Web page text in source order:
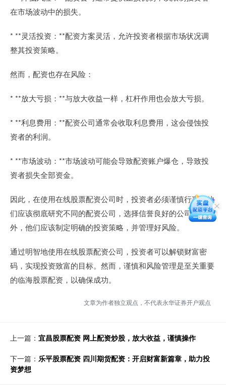
在市场波动中的损失。
* **灵活投资：**配资方案灵活，允许投资者根据市场状况调
整其投资策略。
然而，配资也存在风险：
* **放大亏损：**与放大收益一样，杠杆作用也会放大亏损。
* **利息费用：**配资公司通常会收取利息费用，这会侵蚀投
资者的利润。
* **市场波动：**市场波动可能会导致配资账户爆仓，导致投
资者损失全部资金。
因此，在使用在线股票配资公司时，投资者必须谨慎行事。他
们应该彻底研究不同的配资公司，选择信誉良好的公司。此
外，他们应该制定明确的投资策略，并管理好风险。
通过明智地使用在线股票配资公司，投资者可以解锁财富密
码，实现投资致富的目标。然而，谨慎和风险管理是至关重要
的临海股票配资，以确保成功。
文章为作者独立观点，不代表永华证券开户观点
上一篇： 宜昌股票配资 网上配资炒股，放大收益，谨慎操作
下一篇： 乐平股票配资 四川期货配资：开启财富新篇章，助力投
资梦想